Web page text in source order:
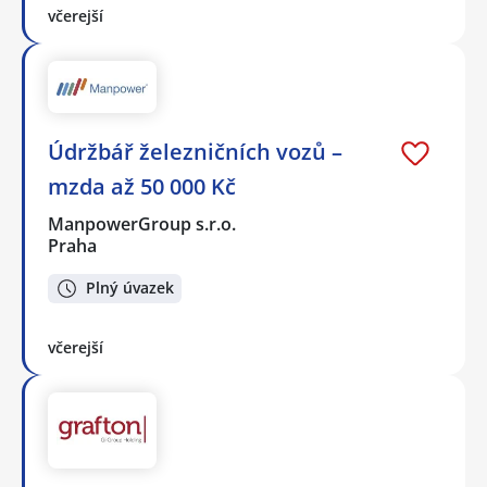
včerejší
Údržbář železničních vozů –
mzda až 50 000 Kč
ManpowerGroup s.r.o.
Praha
Plný úvazek
včerejší